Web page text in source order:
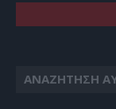
ΑΝΑΖΉΤΗΣΗ